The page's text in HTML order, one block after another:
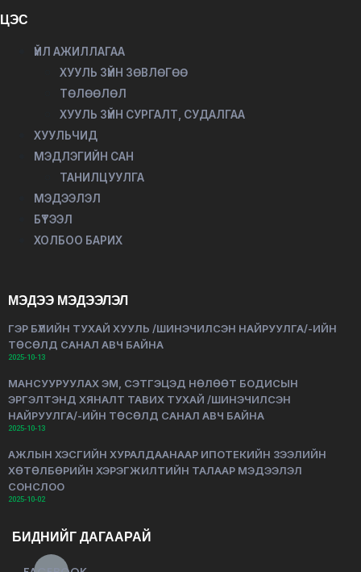
ЦЭС
ҮЙЛ АЖИЛЛАГАА
ХУУЛЬ ЗҮЙН ЗӨВЛӨГӨӨ
ТӨЛӨӨЛӨЛ
ХУУЛЬ ЗҮЙН СУРГАЛТ, СУДАЛГАА
ХУУЛЬЧИД
МЭДЛЭГИЙН САН
ТАНИЛЦУУЛГА
МЭДЭЭЛЭЛ
БҮТЭЭЛ
ХОЛБОО БАРИХ
МЭДЭЭ МЭДЭЭЛЭЛ
ГЭР БҮЛИЙН ТУХАЙ ХУУЛЬ /ШИНЭЧИЛСЭН НАЙРУУЛГА/-ИЙН
ТӨСӨЛД САНАЛ АВЧ БАЙНА
2025-10-13
МАНСУУРУУЛАХ ЭМ, СЭТГЭЦЭД НӨЛӨӨТ БОДИСЫН
ЭРГЭЛТЭНД ХЯНАЛТ ТАВИХ ТУХАЙ /ШИНЭЧИЛСЭН
НАЙРУУЛГА/-ИЙН ТӨСӨЛД САНАЛ АВЧ БАЙНА
2025-10-13
АЖЛЫН ХЭСГИЙН ХУРАЛДААНААР ИПОТЕКИЙН ЗЭЭЛИЙН
ХӨТӨЛБӨРИЙН ХЭРЭГЖИЛТИЙН ТАЛААР МЭДЭЭЛЭЛ
СОНСЛОО
2025-10-02
БИДНИЙГ ДАГААРАЙ